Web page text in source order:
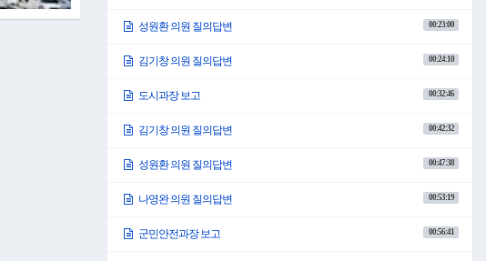
성원환 의원 질의답변 00:23:00
김기창 의원 질의답변 00:24:10
도시과장 보고 00:32:46
김기창 의원 질의답변 00:42:32
성원환 의원 질의답변 00:47:38
나영완 의원 질의답변 00:53:19
군민안전과장 보고 00:56:41